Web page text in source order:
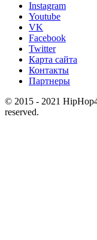
Instagram
Youtube
VK
Facebook
Twitter
Карта сайта
Контакты
Партнеры
© 2015 - 2021
reserved.